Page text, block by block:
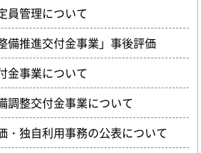
員管理について
備推進交付金事業」事後評価
金事業について
調整交付金事業について
・独自利用事務の公表について